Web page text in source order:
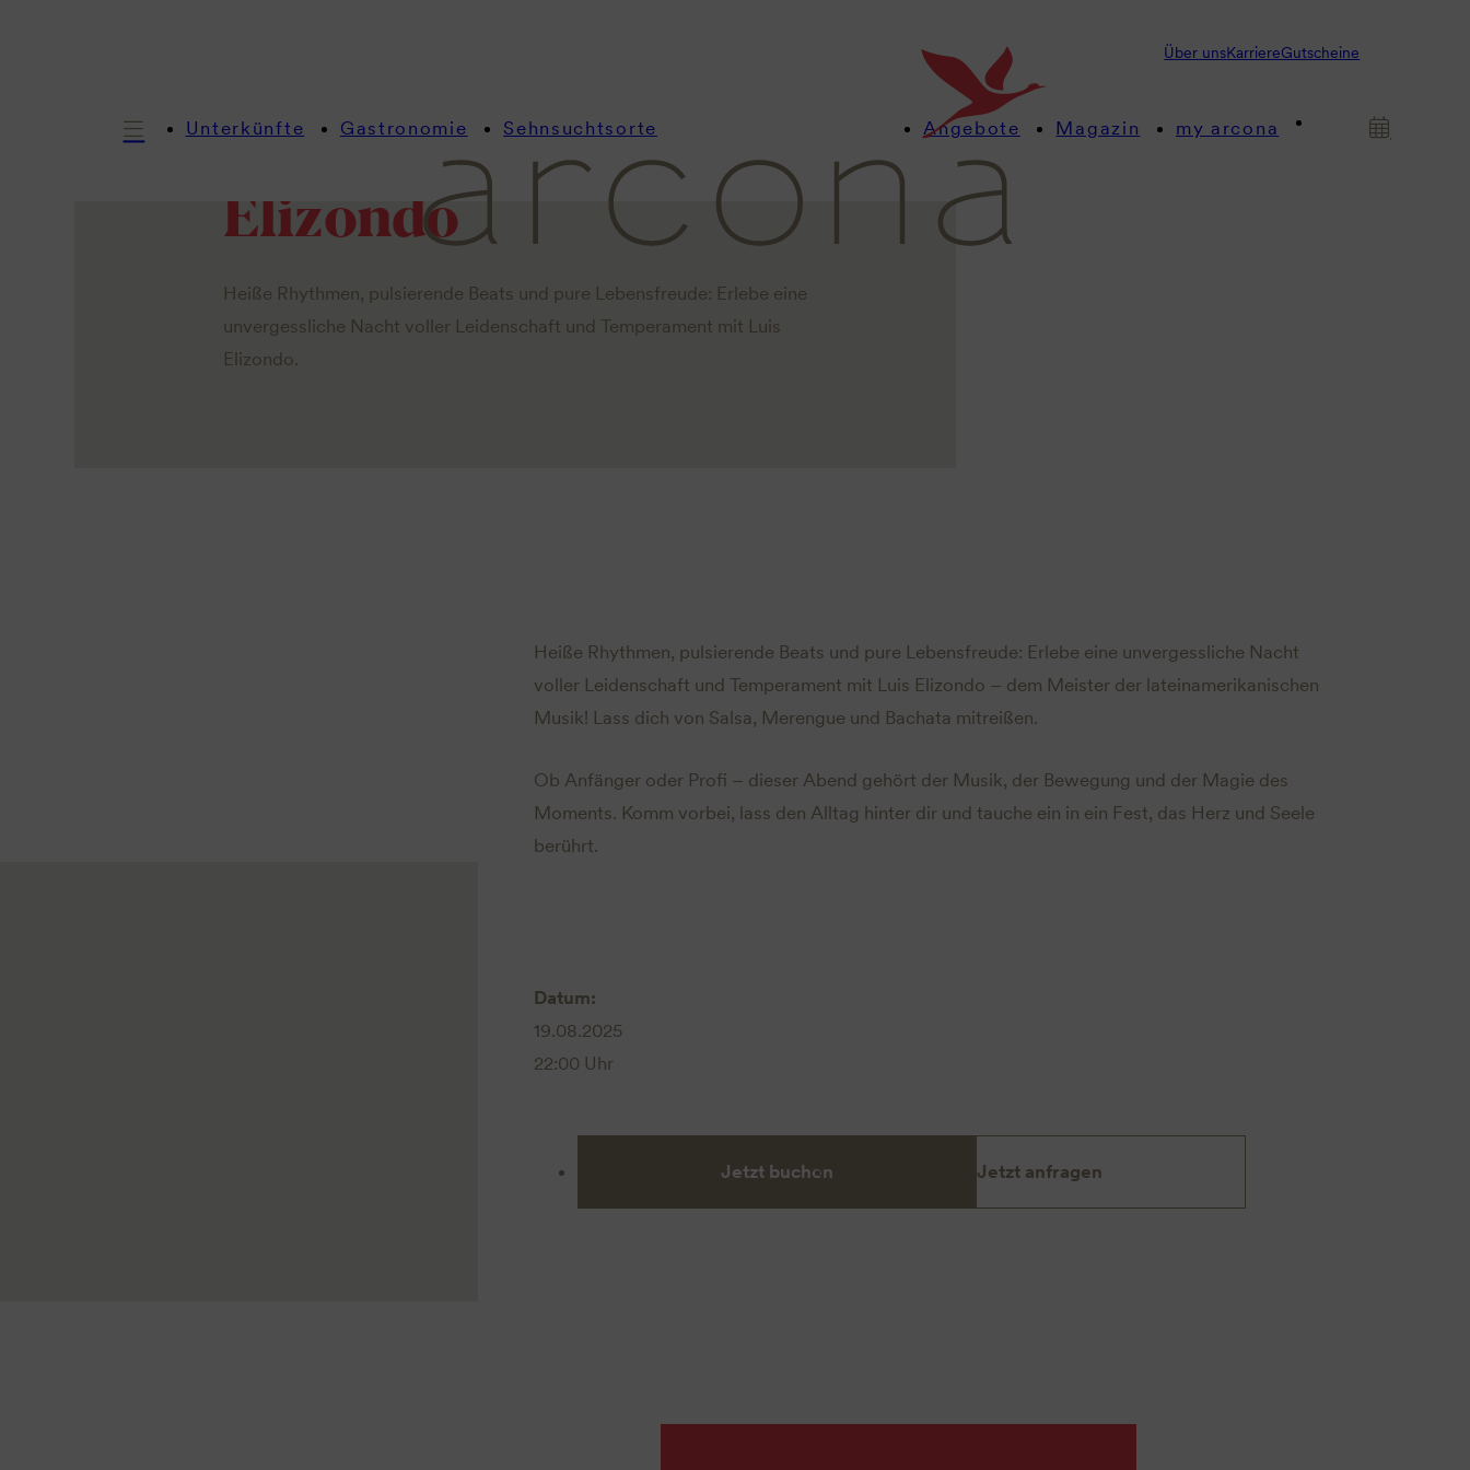
Über unsKarriereGutscheine
Unterkünfte Gastronomie Sehnsuchtsorte Angebote Magazin my arcona
Live Music mit Luis
Elizondo
Heiße Rhythmen, pulsierende Beats und pure Lebensfreude: Erlebe eine
unvergessliche Nacht voller Leidenschaft und Temperament mit Luis
Elizondo.
Heiße Rhythmen, pulsierende Beats und pure Lebensfreude: Erlebe eine unvergessliche Nacht
voller Leidenschaft und Temperament mit Luis Elizondo – dem Meister der lateinamerikanischen
Musik! Lass dich von Salsa, Merengue und Bachata mitreißen.
Ob Anfänger oder Profi – dieser Abend gehört der Musik, der Bewegung und der Magie des
Moments. Komm vorbei, lass den Alltag hinter dir und tauche ein in ein Fest, das Herz und Seele
berührt.
Datum:
19.08.2025
22:00 Uhr
Jetzt buchen Jetzt anfragen